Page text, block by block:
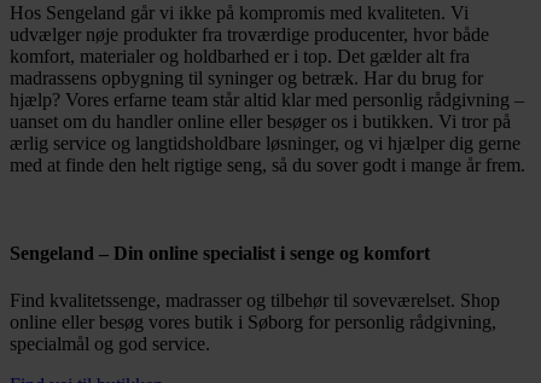
Hos Sengeland går vi ikke på kompromis med kvaliteten. Vi
udvælger nøje produkter fra troværdige producenter, hvor både
komfort, materialer og holdbarhed er i top. Det gælder alt fra
madrassens opbygning til syninger og betræk. Har du brug for
hjælp? Vores erfarne team står altid klar med personlig rådgivning –
uanset om du handler online eller besøger os i butikken. Vi tror på
ærlig service og langtidsholdbare løsninger, og vi hjælper dig gerne
med at finde den helt rigtige seng, så du sover godt i mange år frem.
Sengeland – Din online specialist i senge og komfort
Find kvalitetssenge, madrasser og tilbehør til soveværelset. Shop
online eller besøg vores butik i Søborg for personlig rådgivning,
specialmål og god service.